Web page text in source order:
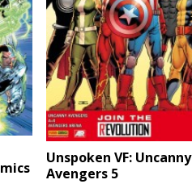
Unspoken VF: Uncanny
Avengers 5